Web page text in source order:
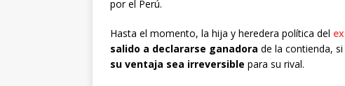
por el Perú.
Hasta el momento, la hija y heredera política del
salido a declararse ganadora de la contienda, si
su ventaja sea irreversible para su rival.